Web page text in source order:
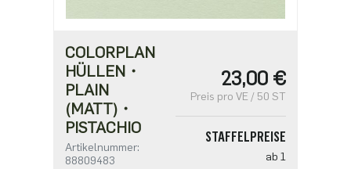
COLORPLAN
HÜLLEN・
PLAIN
(MATT)・
PISTACHIO
Artikelnummer:
88809483
23,00 €
Preis pro VE / 50 ST
STAFFELPREISE
ab 1